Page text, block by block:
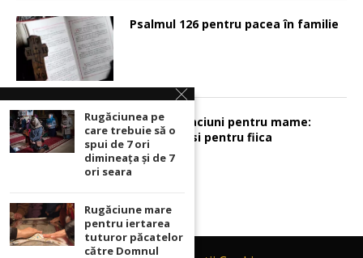
Psalmul 126 pentru pacea în familie
Sunt 2 rugaciuni pentru mame:
pentru fiu si pentru fiica
Rugăciunea pe
care trebuie să o
spui de 7 ori
dimineața și de 7
ori seara
Rugăciune mare
pentru iertarea
tuturor păcatelor
către Domnul